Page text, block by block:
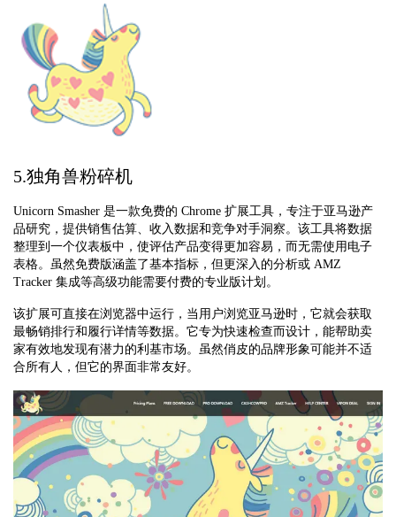
5.独角兽粉碎机
Unicorn Smasher 是一款免费的 Chrome 扩展工具，专注于亚马逊产
品研究，提供销售估算、收入数据和竞争对手洞察。该工具将数据
整理到一个仪表板中，使评估产品变得更加容易，而无需使用电子
表格。虽然免费版涵盖了基本指标，但更深入的分析或 AMZ
Tracker 集成等高级功能需要付费的专业版计划。
该扩展可直接在浏览器中运行，当用户浏览亚马逊时，它就会获取
最畅销排行和履行详情等数据。它专为快速检查而设计，能帮助卖
家有效地发现有潜力的利基市场。虽然俏皮的品牌形象可能并不适
合所有人，但它的界面非常友好。